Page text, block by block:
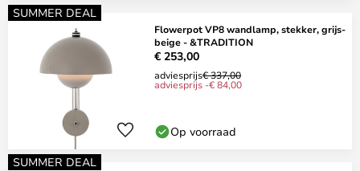
SUMMER DEAL
Flowerpot VP8 wandlamp, stekker, grijs-
beige - &TRADITION
€ 253,00
adviesprijs€ 337,00
adviesprijs -€ 84,00
Op voorraad
SUMMER DEAL